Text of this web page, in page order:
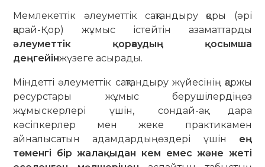
Мемлекеттік әлеуметтік сақтандыру қоры (әрі
қарай-Қор) жұмыс істейтін азаматтарды
әлеуметтік қорғаудың қосымша
деңгейінжүзеге асырады.
Міндетті әлеуметтік сақтандыру жүйесінің қаржы
ресурстары жұмыс берушілердіңөз
жұмыскерлері үшін, сондай-ақ дара
кәсіпкерлер мен жеке практикамен
айналысатын адамдардыңөздері үшін ең
төменгі бір жалақыдан кем емес және жеті